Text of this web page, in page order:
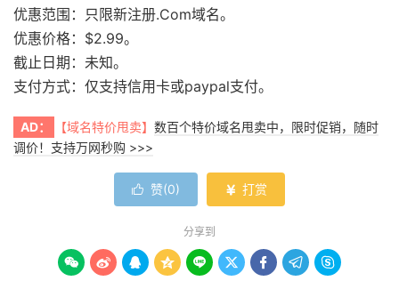
优惠范围：只限新注册.Com域名。
优惠价格：$2.99。
截止日期：未知。
支付方式：仅支持信用卡或paypal支付。
AD： 【域名特价甩卖】 数百个特价域名甩卖中，限时促销，随时
调价！支持万网秒购 >>>
 赞(0)  打赏
分享到
        